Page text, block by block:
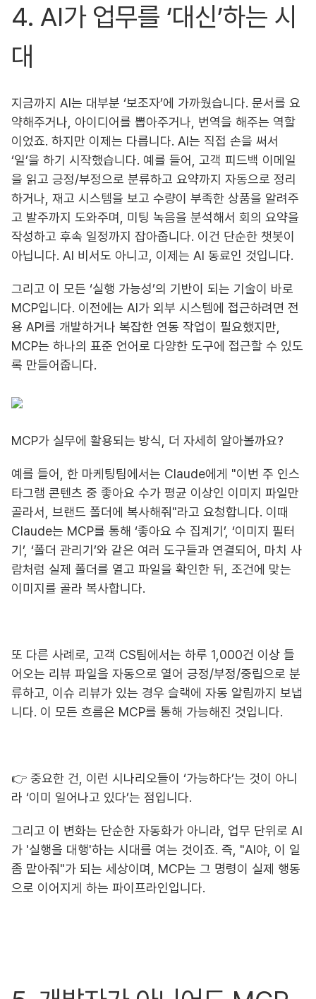
4. AI가 업무를 ‘대신’하는 시
대
지금까지 AI는 대부분 ‘보조자’에 가까웠습니다. 문서를 요
약해주거나, 아이디어를 뽑아주거나, 번역을 해주는 역할
이었죠. 하지만 이제는 다릅니다. AI는 직접 손을 써서
‘일’을 하기 시작했습니다. 예를 들어, 고객 피드백 이메일
을 읽고 긍정/부정으로 분류하고 요약까지 자동으로 정리
하거나, 재고 시스템을 보고 수량이 부족한 상품을 알려주
고 발주까지 도와주며, 미팅 녹음을 분석해서 회의 요약을
작성하고 후속 일정까지 잡아줍니다. 이건 단순한 챗봇이
아닙니다. AI 비서도 아니고, 이제는 AI 동료인 것입니다.
그리고 이 모든 ‘실행 가능성’의 기반이 되는 기술이 바로
MCP입니다. 이전에는 AI가 외부 시스템에 접근하려면 전
용 API를 개발하거나 복잡한 연동 작업이 필요했지만,
MCP는 하나의 표준 언어로 다양한 도구에 접근할 수 있도
록 만들어줍니다.
MCP가 실무에 활용되는 방식, 더 자세히 알아볼까요?
예를 들어, 한 마케팅팀에서는 Claude에게 "이번 주 인스
타그램 콘텐츠 중 좋아요 수가 평균 이상인 이미지 파일만
골라서, 브랜드 폴더에 복사해줘"라고 요청합니다. 이때
Claude는 MCP를 통해 ‘좋아요 수 집계기’, ‘이미지 필터
기’, ‘폴더 관리기’와 같은 여러 도구들과 연결되어, 마치 사
람처럼 실제 폴더를 열고 파일을 확인한 뒤, 조건에 맞는
이미지를 골라 복사합니다.
또 다른 사례로, 고객 CS팀에서는 하루 1,000건 이상 들
어오는 리뷰 파일을 자동으로 열어 긍정/부정/중립으로 분
류하고, 이슈 리뷰가 있는 경우 슬랙에 자동 알림까지 보냅
니다. 이 모든 흐름은 MCP를 통해 가능해진 것입니다.
👉 중요한 건, 이런 시나리오들이 ‘가능하다’는 것이 아니
라 ‘이미 일어나고 있다’는 점입니다.
그리고 이 변화는 단순한 자동화가 아니라, 업무 단위로 AI
가 '실행을 대행'하는 시대를 여는 것이죠. 즉, "AI야, 이 일
좀 맡아줘"가 되는 세상이며, MCP는 그 명령이 실제 행동
으로 이어지게 하는 파이프라인입니다.